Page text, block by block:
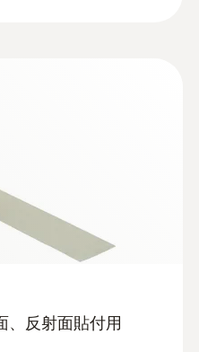
、反射面貼付用